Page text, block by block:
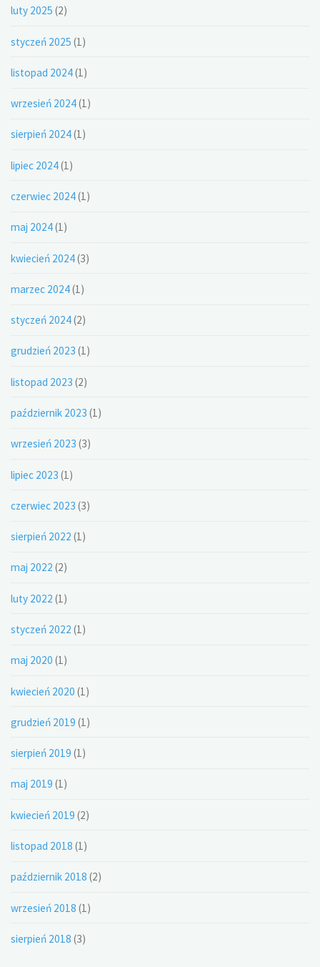
luty 2025 (2)
styczeń 2025 (1)
listopad 2024(1)
wrzesień 2024(1)
sierpień 2024(1)
lipiec 2024(1)
czerwiec 2024(1)
maj 2024(1)
kwiecień 2024(3)
marzec 2024(1)
styczeń 2024(2)
grudzień 2023 (1)
listopad 2023 (2)
październik 2023 (1)
wrzesień 2023 (3)
lipiec 2023 (1)
czerwiec 2023 (3)
sierpień 2022 (1)
maj 2022 (2)
luty 2022 (1)
styczeń 2022 (1)
maj 2020 (1)
kwiecień 2020 (1)
grudzień 2019 (1)
sierpień 2019 (1)
maj 2019 (1)
kwiecień 2019 (2)
listopad 2018 (1)
październik 2018 (2)
wrzesień 2018 (1)
sierpień 2018 (3)